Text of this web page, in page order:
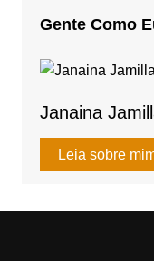
p
p
o
o
Gente Como
Janaina
Leia sobre